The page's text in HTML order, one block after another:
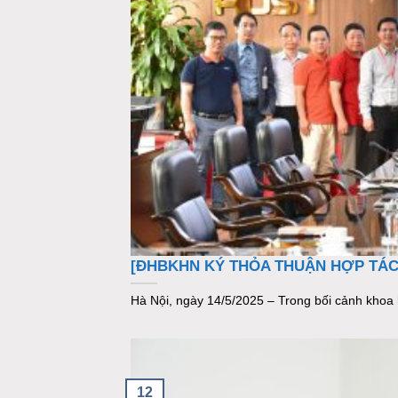
[ĐHBKHN KÝ THỎA THUẬN HỢP
Hà Nội, ngày 14/5/2025 – Trong bối cảnh
12